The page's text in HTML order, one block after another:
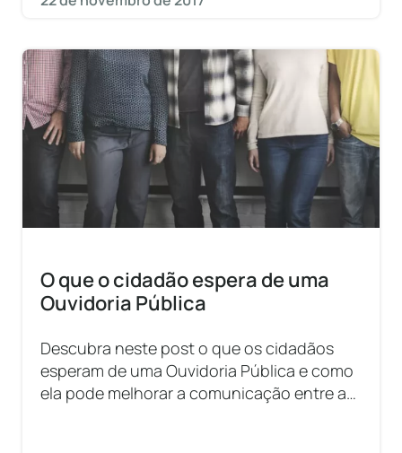
O que o cidadão espera de uma
Ouvidoria Pública
Descubra neste post o que os cidadãos
esperam de uma Ouvidoria Pública e como
ela pode melhorar a comunicação entre a